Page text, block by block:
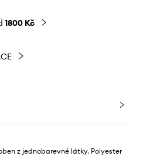
1800 Kč
z jednobarevné látky. Polyester